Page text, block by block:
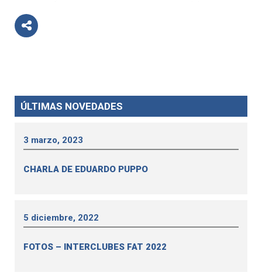
ÚLTIMAS NOVEDADES
3 marzo, 2023
CHARLA DE EDUARDO PUPPO
5 diciembre, 2022
FOTOS – INTERCLUBES FAT 2022